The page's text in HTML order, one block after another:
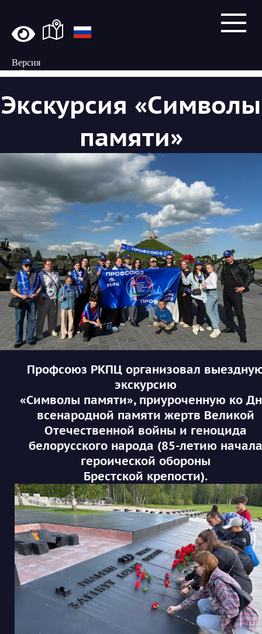
Версия
сайта
Экскурсия «Символы
памяти»
Профсоюз РКПЦ организовал
экскурсию
«Символы памяти», приуроченную ко
всенародной памяти жертв Великой
Отечественной войны и геноцида
белорусского народа (85-летию начала
героической обороны
Брестской крепости).